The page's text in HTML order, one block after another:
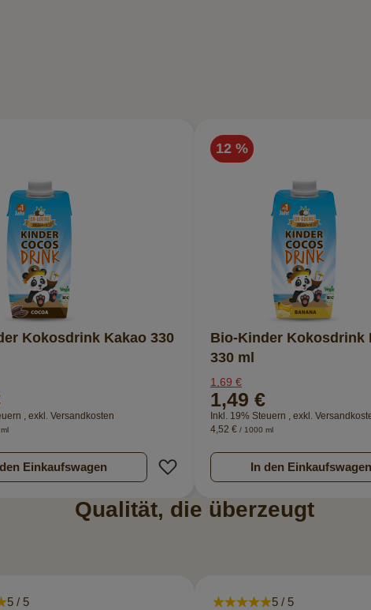
hinzufügen
Kokosdrink Kakao 330
exkl. Versandkosten
Einkaufswagen Zur Wunschliste hinzufügen
12 %
Bio-Kinder Kokosdrink
330 ml
1,69 €
1,49 €
Inkl. 19% Steuern exkl.
4,52 € / 1000 ml
In den Einkaufswagen
Qualität, die überzeugt
5 / 5
5 / 5